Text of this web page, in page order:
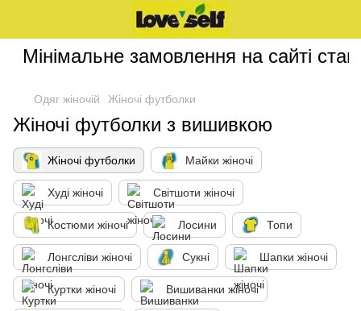
Мінімальне замовлення на сайті
Одяг жіночій Жіночі футболки
Жіночі футболки з вишивкою
Жіночі футболки Майки жіночі
Худі жіночі Світшоти жіночі
Костюми жіночі Лосини Топи
Лонгсліви жіночі Сукні Шапки жіночі
Куртки жіночі Вишиванки жіночі